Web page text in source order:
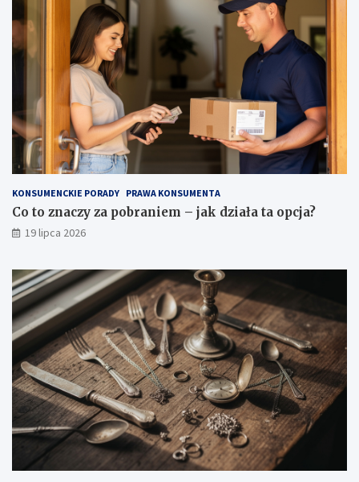
KONSUMENCKIE PORADY PRAWA KONSUMENTA
Co to znaczy za pobraniem – jak działa ta opcja?
19 lipca 2026